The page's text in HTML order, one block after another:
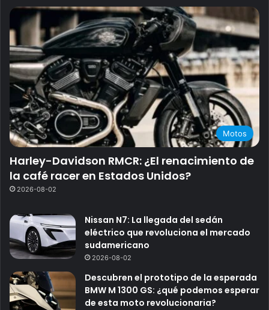
Motos
Harley-Davidson RMCR: ¿El renacimiento de
la café racer en Estados Unidos?
2026-08-02
Nissan N7: La llegada del sedán
eléctrico que revoluciona el mercado
sudamericano
2026-08-02
Descubren el prototipo de la esperada
BMW M 1300 GS: ¿qué podemos esperar
de esta moto revolucionaria?